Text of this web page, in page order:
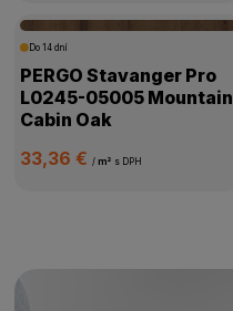
Do 14 dní
PERGO Stavanger Pro
L0245-05005 Mountain
Cabin Oak
33,36 €/ m² s DPH